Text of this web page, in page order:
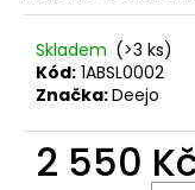
Skladem (>3 ks)
Kód: 1ABSL0002
Značka:Deejo
2 550
č
u
e
m